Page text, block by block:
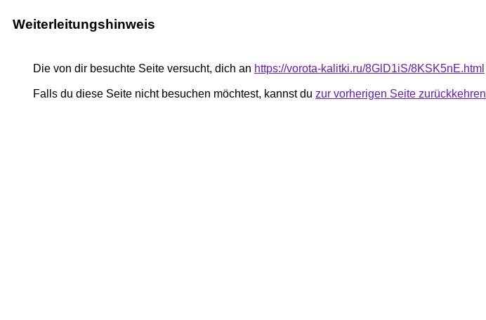
Weiterleitungshinweis
Die von dir besuchte Seite versucht, dich an https://vorota-kalitki.ru/8GlD1iS/8KSK5nE.html
Falls du diese Seite nicht besuchen möchtest, kannst du zur vorherigen Seite zurückkehren